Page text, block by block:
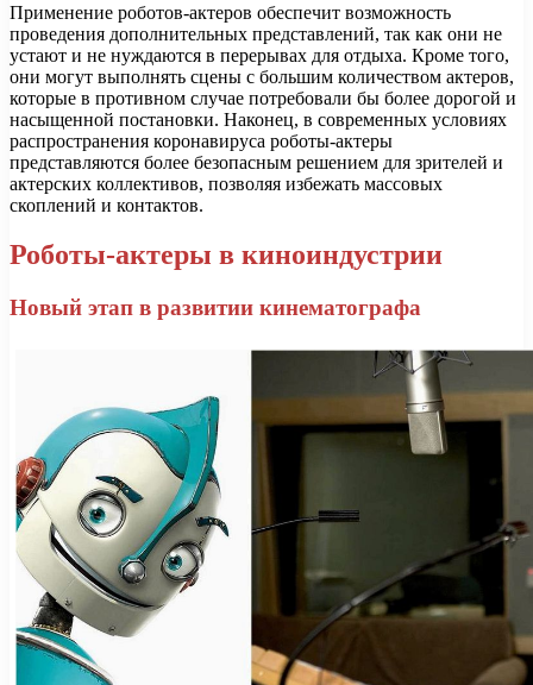
Применение роботов-актеров обеспечит возможность
проведения дополнительных представлений, так как они не
устают и не нуждаются в перерывах для отдыха. Кроме того,
они могут выполнять сцены с большим количеством актеров,
которые в противном случае потребовали бы более дорогой и
насыщенной постановки. Наконец, в современных условиях
распространения коронавируса роботы-актеры
представляются более безопасным решением для зрителей и
актерских коллективов, позволяя избежать массовых
скоплений и контактов.
Роботы-актеры в киноиндустрии
Новый этап в развитии кинематографа